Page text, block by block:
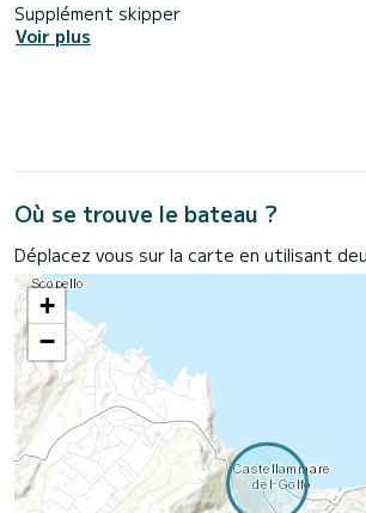
Supplément skipper
Voir plus
Où se trouve le bateau ?
Déplacez vous sur la carte en utilisant
+
−